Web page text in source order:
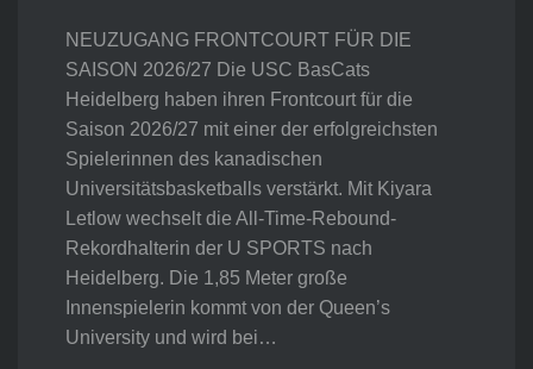
NEUZUGANG FRONTCOURT FÜR DIE
SAISON 2026/27 Die USC BasCats
Heidelberg haben ihren Frontcourt für die
Saison 2026/27 mit einer der erfolgreichsten
Spielerinnen des kanadischen
Universitätsbasketballs verstärkt. Mit Kiyara
Letlow wechselt die All-Time-Rebound-
Rekordhalterin der U SPORTS nach
Heidelberg. Die 1,85 Meter große
Innenspielerin kommt von der Queen’s
University und wird bei…